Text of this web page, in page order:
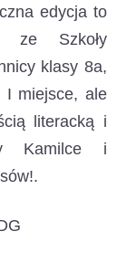
edycja to
ze Szkoły
klasy 8a,
I miejsce, ale
literacką i
Kamilce i